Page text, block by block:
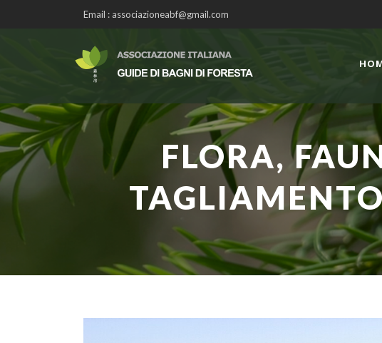
Email : associazioneabf@gmail.com
FLORA,